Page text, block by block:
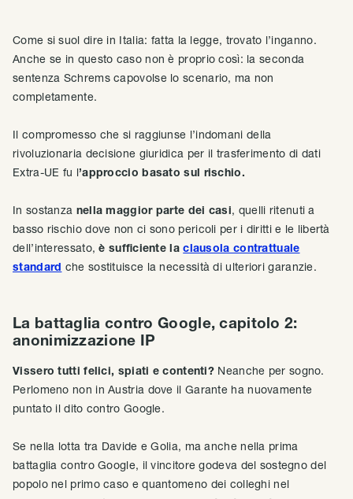
Come si suol dire in Italia: fatta la legge, trovato l’inganno.
Anche se in questo caso non è proprio così: la seconda
sentenza Schrems capovolse lo scenario, ma non
completamente.
Il compromesso che si raggiunse l’indomani della
rivoluzionaria decisione giuridica per il trasferimento di dati
Extra-UE fu l’approccio basato sul rischio.
In sostanza nella maggior parte dei casi, quelli ritenuti a
basso rischio dove non ci sono pericoli per i diritti e le libertà
dell’interessato,è sufficiente laclausola contrattuale
standard che sostituisce la necessità di ulteriori garanzie.
La battaglia contro Google, capitolo 2:
anonimizzazione IP
Vissero tutti felici, spiati e contenti? Neanche per sogno.
Perlomeno non in Austria dove il Garante ha nuovamente
puntato il dito contro Google.
Se nella lotta tra Davide e Golia, ma anche nella prima
battaglia contro Google, il vincitore godeva del sostegno del
popolo nel primo caso e quantomeno dei colleghi nel